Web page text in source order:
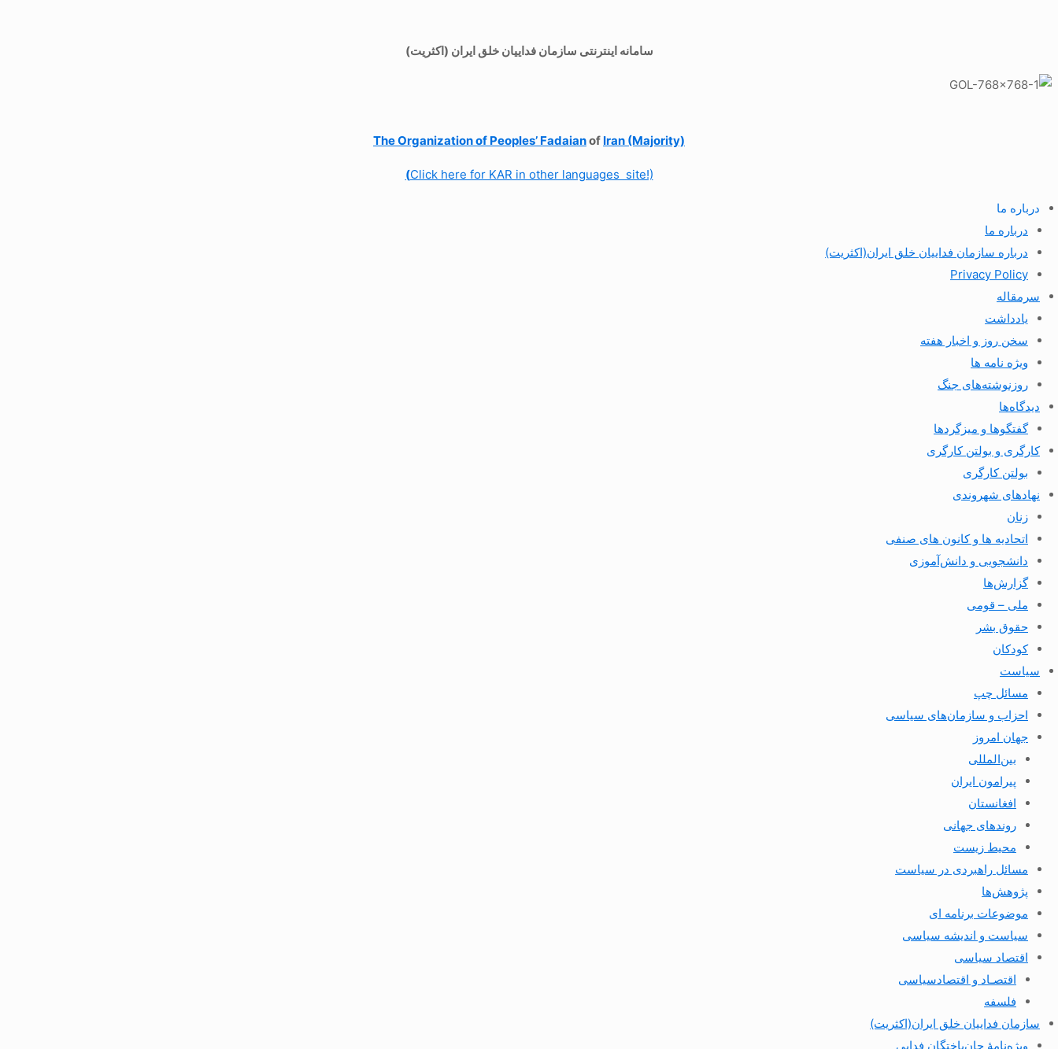
سامانه اینترنتی سازمان فداییان خلق ایران (اکثریت)
The Organization of Peoples’ Fadaianof Iran (Majority)
(Click here for KAR in other languages site!)
درباره ما
درباره ما
درباره سازمان فداییان خلق ایران(اکثریت)
Privacy Policy
سرمقاله
یادداشت
سخن روز و اخبار هفته
ویژه نامه ها
روزنوشته‌های جنگ
دیدگاه‌ها
گفتگوها و میزگردها
کارگری و بولتن کارگری
بولتن کارگری
نهادهای شهروندی
زنان
اتحادیه ها و کانون های صنفی
دانشجویی و دانش‌آموزی
گزارش‌ها
ملی – قومی
حقوق بشر
کودکان
سیاست
مسائل چپ
احزاب و سازمان‌های سیاسی
جهان امروز
بین‌المللی
پیرامون ایران
افغانستان
روندهای جهانی
محیط زیست
مسائل راهبردی در سیاست
پژوهش‌ها
موضوعات برنامه ای
سیاست و اندیشه سیاسی
اقتصاد سیاسی
اقتصـاد و اقتصاد‌سیاسی
فلسفه
سازمان فداییان خلق ایران(اکثریت)
ویژه‌نامهٔ جان‌باختگان فدایی